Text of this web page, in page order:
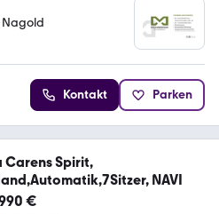
Kontakt Parken
Carens Spirit,
NAVI
€